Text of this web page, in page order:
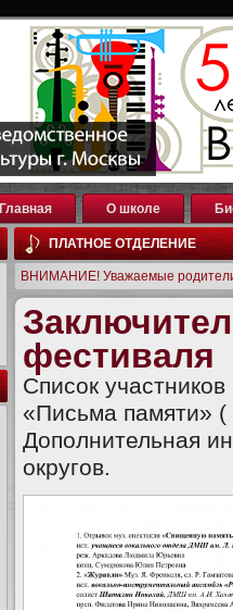
Главная О школе
ПЛАТНОЕ ОТДЕЛЕНИЕ
ВНИМАНИЕ! Уважаемые
фестиваля
Список
«Письма памяти»
Дополнительная
округов.